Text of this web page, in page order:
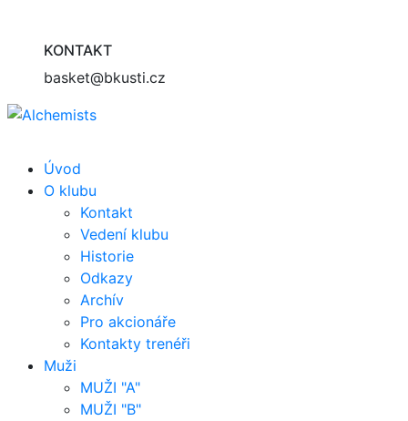
KONTAKT
basket@bkusti.cz
Úvod
O klubu
Kontakt
Vedení klubu
Historie
Odkazy
Archív
Pro akcionáře
Kontakty trenéři
Muži
MUŽI "A"
MUŽI "B"